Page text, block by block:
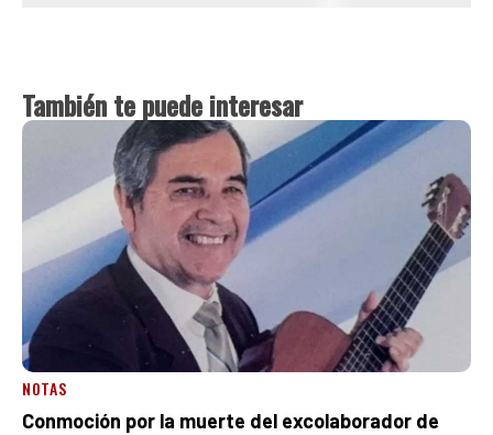
También te puede interesar
NOTAS
Conmoción por la muerte del excolaborador de